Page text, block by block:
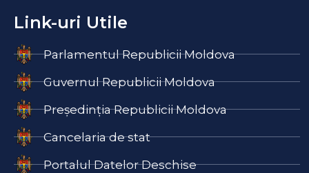
Link-uri Utile
Parlamentul Republicii Moldova
Guvernul Republicii Moldova
Președinția Republicii Moldova
Cancelaria de stat
Portalul Datelor Deschise